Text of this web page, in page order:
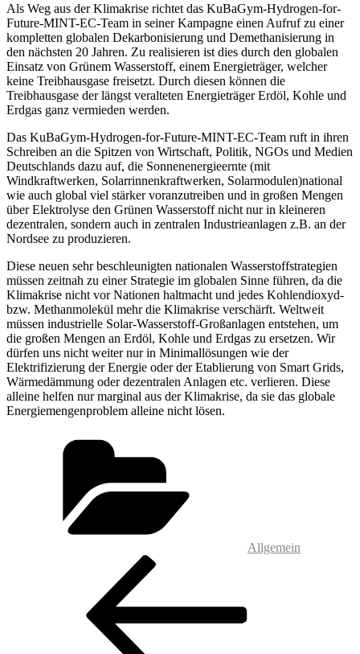
Als Weg aus der Klimakrise richtet das KuBaGym-Hydrogen-for-
Future-MINT-EC-Team in seiner Kampagne einen Aufruf zu einer
kompletten globalen Dekarbonisierung und Demethanisierung in
den nächsten 20 Jahren. Zu realisieren ist dies durch den globalen
Einsatz von Grünem Wasserstoff, einem Energieträger, welcher
keine Treibhausgase freisetzt. Durch diesen können die
Treibhausgase der längst veralteten Energieträger Erdöl, Kohle und
Erdgas ganz vermieden werden.
Das KuBaGym-Hydrogen-for-Future-MINT-EC-Team ruft in ihren
Schreiben an die Spitzen von Wirtschaft, Politik, NGOs und Medien
Deutschlands dazu auf, die Sonnenenergieernte (mit
Windkraftwerken, Solarrinnenkraftwerken, Solarmodulen)national
wie auch global viel stärker voranzutreiben und in großen Mengen
über Elektrolyse den Grünen Wasserstoff nicht nur in kleineren
dezentralen, sondern auch in zentralen Industrieanlagen z.B. an der
Nordsee zu produzieren.
Diese neuen sehr beschleunigten nationalen Wasserstoffstrategien
müssen zeitnah zu einer Strategie im globalen Sinne führen, da die
Klimakrise nicht vor Nationen haltmacht und jedes Kohlendioxyd-
bzw. Methanmolekül mehr die Klimakrise verschärft. Weltweit
müssen industrielle Solar-Wasserstoff-Großanlagen entstehen, um
die großen Mengen an Erdöl, Kohle und Erdgas zu ersetzen. Wir
dürfen uns nicht weiter nur in Minimallösungen wie der
Elektrifizierung der Energie oder der Etablierung von Smart Grids,
Wärmedämmung oder dezentralen Anlagen etc. verlieren. Diese
alleine helfen nur marginal aus der Klimakrise, da sie das globale
Energiemengenproblem alleine nicht lösen.
Allgemein
Beitragsnavigation